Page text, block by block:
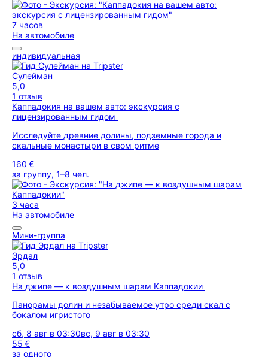
7 часов
На автомобиле
индивидуальная
Сулейман
5,0
1 отзыв
Каппадокия на вашем авто: экскурсия с
лицензированным гидом
Исследуйте древние долины, подземные города и
скальные монастыри в свом ритме
160 €
за группу, 1–8 чел.
3 часа
На автомобиле
Мини-группа
Эрдал
5,0
1 отзыв
На джипе — к воздушным шарам Каппадокии
Панорамы долин и незабываемое утро среди скал с
бокалом игристого
сб, 8 авг в 03:30вс, 9 авг в 03:30
55 €
за одного